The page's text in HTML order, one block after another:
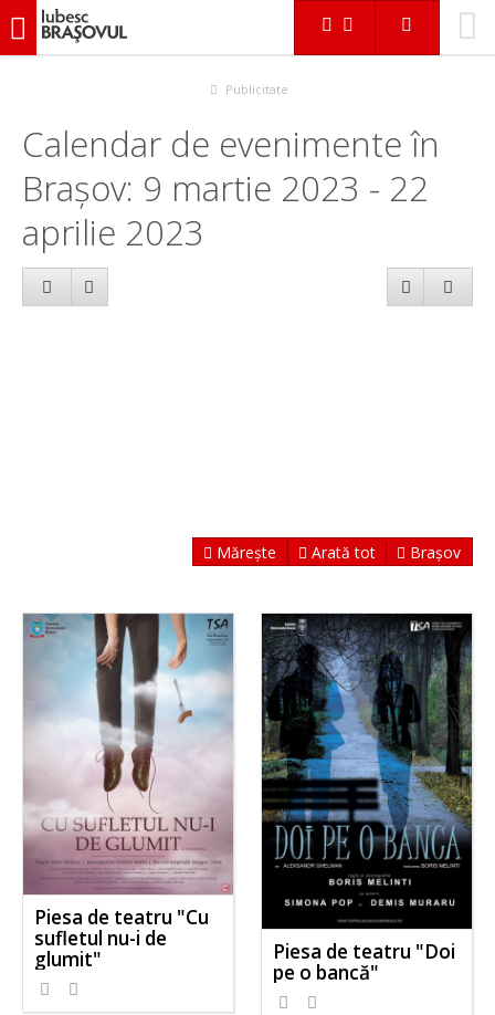
iubescbraşovul.ro
Publicitate
Calendar de evenimente în
Brașov: 9 martie 2023 - 22
aprilie 2023
Mărește Arată tot Brașov
Piesa de teatru "Cu
sufletul nu-i de
glumit"
Piesa de teatru "Doi
pe o bancă"